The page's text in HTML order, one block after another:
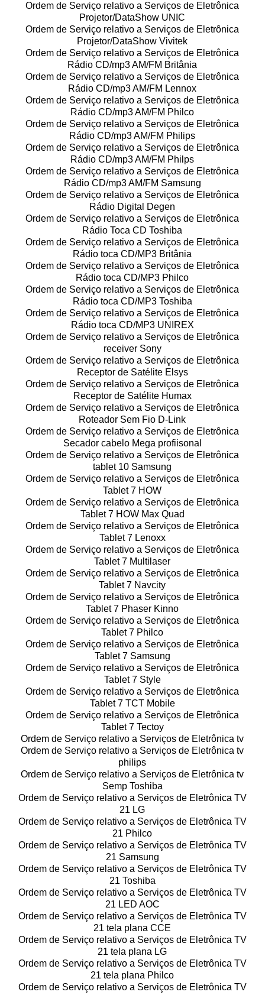
Ordem de Serviço relativo a Serviços de Eletrônica
Projetor/DataShow UNIC
Ordem de Serviço relativo a Serviços de Eletrônica
Projetor/DataShow Vivitek
Ordem de Serviço relativo a Serviços de Eletrônica
Rádio CD/mp3 AM/FM Britânia
Ordem de Serviço relativo a Serviços de Eletrônica
Rádio CD/mp3 AM/FM Lennox
Ordem de Serviço relativo a Serviços de Eletrônica
Rádio CD/mp3 AM/FM Philco
Ordem de Serviço relativo a Serviços de Eletrônica
Rádio CD/mp3 AM/FM Philips
Ordem de Serviço relativo a Serviços de Eletrônica
Rádio CD/mp3 AM/FM Philps
Ordem de Serviço relativo a Serviços de Eletrônica
Rádio CD/mp3 AM/FM Samsung
Ordem de Serviço relativo a Serviços de Eletrônica
Rádio Digital Degen
Ordem de Serviço relativo a Serviços de Eletrônica
Rádio Toca CD Toshiba
Ordem de Serviço relativo a Serviços de Eletrônica
Rádio toca CD/MP3 Britânia
Ordem de Serviço relativo a Serviços de Eletrônica
Rádio toca CD/MP3 Philco
Ordem de Serviço relativo a Serviços de Eletrônica
Rádio toca CD/MP3 Toshiba
Ordem de Serviço relativo a Serviços de Eletrônica
Rádio toca CD/MP3 UNIREX
Ordem de Serviço relativo a Serviços de Eletrônica
receiver Sony
Ordem de Serviço relativo a Serviços de Eletrônica
Receptor de Satélite Elsys
Ordem de Serviço relativo a Serviços de Eletrônica
Receptor de Satélite Humax
Ordem de Serviço relativo a Serviços de Eletrônica
Roteador Sem Fio D-Link
Ordem de Serviço relativo a Serviços de Eletrônica
Secador cabelo Mega profiisonal
Ordem de Serviço relativo a Serviços de Eletrônica
tablet 10 Samsung
Ordem de Serviço relativo a Serviços de Eletrônica
Tablet 7 HOW
Ordem de Serviço relativo a Serviços de Eletrônica
Tablet 7 HOW Max Quad
Ordem de Serviço relativo a Serviços de Eletrônica
Tablet 7 Lenoxx
Ordem de Serviço relativo a Serviços de Eletrônica
Tablet 7 Multilaser
Ordem de Serviço relativo a Serviços de Eletrônica
Tablet 7 Navcity
Ordem de Serviço relativo a Serviços de Eletrônica
Tablet 7 Phaser Kinno
Ordem de Serviço relativo a Serviços de Eletrônica
Tablet 7 Philco
Ordem de Serviço relativo a Serviços de Eletrônica
Tablet 7 Samsung
Ordem de Serviço relativo a Serviços de Eletrônica
Tablet 7 Style
Ordem de Serviço relativo a Serviços de Eletrônica
Tablet 7 TCT Mobile
Ordem de Serviço relativo a Serviços de Eletrônica
Tablet 7 Tectoy
Ordem de Serviço relativo a Serviços de Eletrônica tv
Ordem de Serviço relativo a Serviços de Eletrônica tv
philips
Ordem de Serviço relativo a Serviços de Eletrônica tv
Semp Toshiba
Ordem de Serviço relativo a Serviços de Eletrônica TV
21 LG
Ordem de Serviço relativo a Serviços de Eletrônica TV
21 Philco
Ordem de Serviço relativo a Serviços de Eletrônica TV
21 Samsung
Ordem de Serviço relativo a Serviços de Eletrônica TV
21 Toshiba
Ordem de Serviço relativo a Serviços de Eletrônica TV
21 LED AOC
Ordem de Serviço relativo a Serviços de Eletrônica TV
21 tela plana CCE
Ordem de Serviço relativo a Serviços de Eletrônica TV
21 tela plana LG
Ordem de Serviço relativo a Serviços de Eletrônica TV
21 tela plana Philco
Ordem de Serviço relativo a Serviços de Eletrônica TV